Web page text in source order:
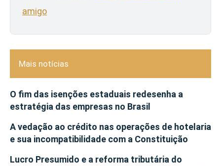
amigo
Mais notícias
O fim das isenções estaduais redesenha a
estratégia das empresas no Brasil
A vedação ao crédito nas operações de hotelaria
e sua incompatibilidade com a Constituição
Lucro Presumido e a reforma tributária do